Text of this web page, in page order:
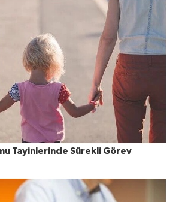
Tayinlerinde Sürekli Görev